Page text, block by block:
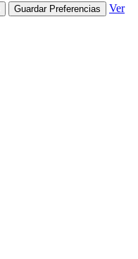
Guardar Preferencias
Ver